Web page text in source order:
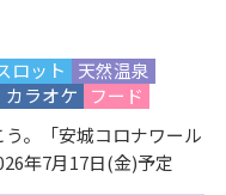
ロット
天然温泉
カラオケ
フード
。「安城コロナワール
年7月17日(金)予定